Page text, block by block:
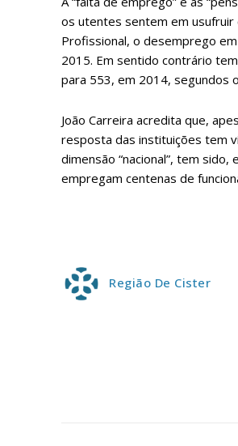
os utentes sentem em usufruir
Profissional, o desemprego
2015. Em sentido contrário
para 553, em 2014, segundos
João Carreira acredita que,
resposta das instituições tem
dimensão “nacional”, tem
empregam centenas de
Região De Cister